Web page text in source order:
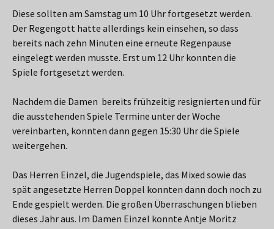
Diese sollten am Samstag um 10 Uhr fortgesetzt werden.
Der Regengott hatte allerdings kein einsehen, so dass
bereits nach zehn Minuten eine erneute Regenpause
eingelegt werden musste. Erst um 12 Uhr konnten die
Spiele fortgesetzt werden.
Nachdem die Damen bereits frühzeitig resignierten und für
die ausstehenden Spiele Termine unter der Woche
vereinbarten, konnten dann gegen 15:30 Uhr die Spiele
weitergehen.
Das Herren Einzel, die Jugendspiele, das Mixed sowie das
spät angesetzte Herren Doppel konnten dann doch noch zu
Ende gespielt werden. Die großen Überraschungen blieben
dieses Jahr aus. Im Damen Einzel konnte Antje Moritz